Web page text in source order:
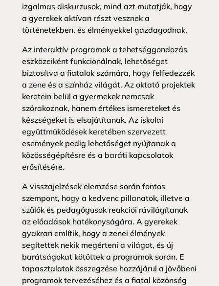
izgalmas diskurzusok, mind azt mutatják, hogy
a gyerekek aktívan részt vesznek a
történetekben, és élményekkel gazdagodnak.
Az interaktív programok a tehetséggondozás
eszközeiként funkcionálnak, lehetőséget
biztosítva a fiatalok számára, hogy felfedezzék
a zene és a színház világát. Az oktató projektek
keretein belül a gyermekek nemcsak
szórakoznak, hanem értékes ismereteket és
készségeket is elsajátítanak. Az iskolai
együttműködések keretében szervezett
események pedig lehetőséget nyújtanak a
közösségépítésre és a baráti kapcsolatok
erősítésére.
A visszajelzések elemzése során fontos
szempont, hogy a kedvenc pillanatok, illetve a
szülők és pedagógusok reakciói rávilágítanak
az előadások hatékonyságára. A gyerekek
gyakran említik, hogy a zenei élmények
segítettek nekik megérteni a világot, és új
barátságokat kötöttek a programok során. E
tapasztalatok összegzése hozzájárul a jövőbeni
programok tervezéséhez és a fiatal közönség